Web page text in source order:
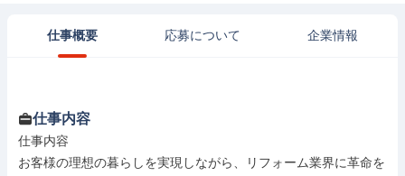
仕事概要 応募について 企業情報
仕事内容
仕事内容
お客様の理想の暮らしを実現しながら、リフォーム業界に革命を